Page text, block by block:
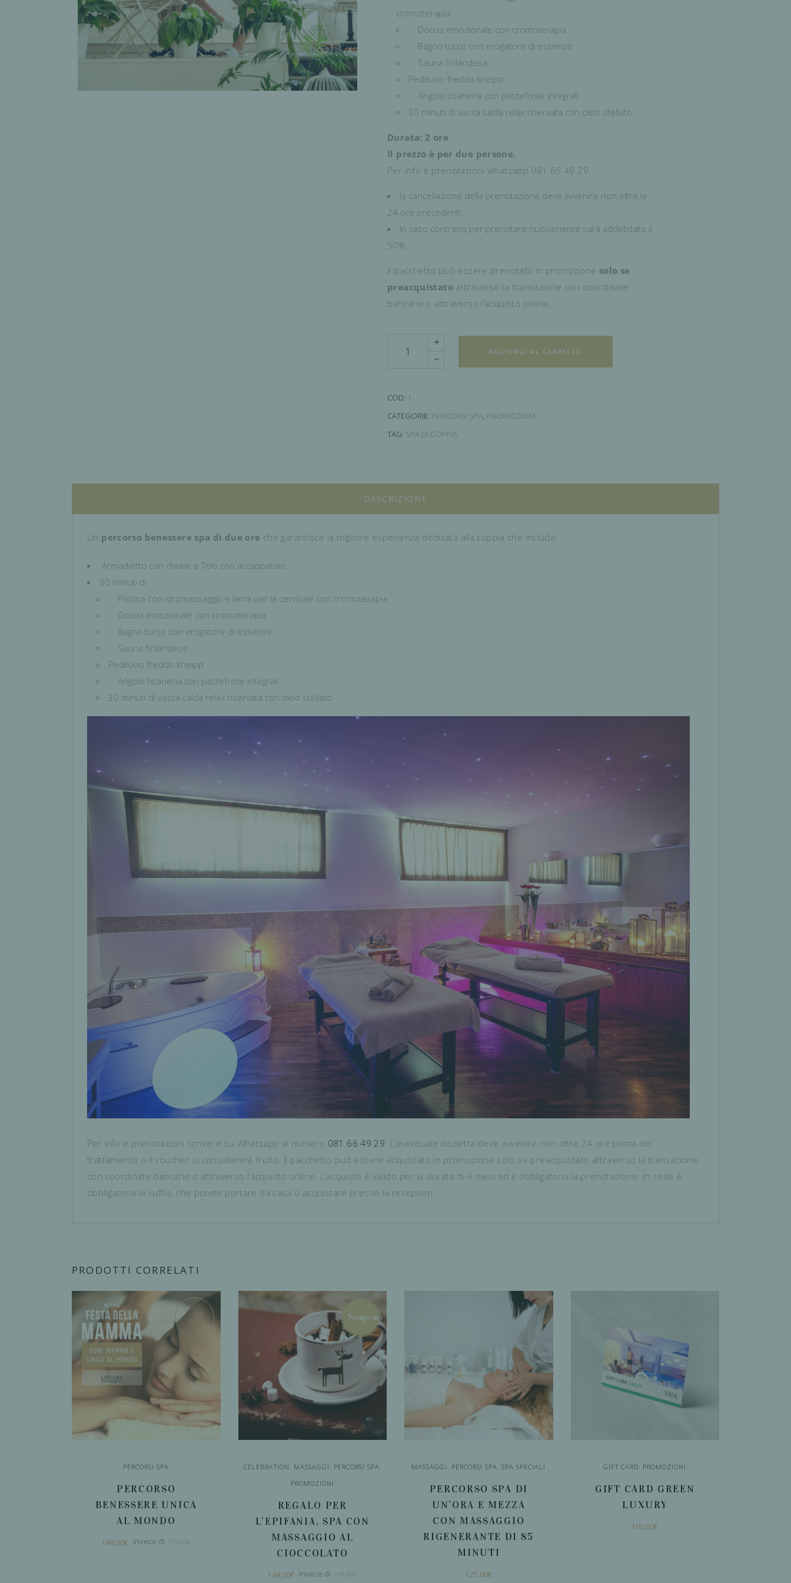
cromoterapia
Doccia emozionale con cromoterapia
Bagno turco con erogatore di essenze
Sauna finlandese
Pediluvio freddo kneipp
Angolo tisaneria con pastefrolle integrali
30 minuti di vasca calda relax riservata con cielo stellato
Durata: 2 ore
Il prezzo è per due persone.
Per info e prenotazioni whatsapp 081 66 49 29
la cancellazione della prenotazione deve avvenire non oltre le
24 ore precedenti.
In caso contrario per prenotare nuovamente sarà addebitato il
50%.
Il pacchetto può essere prenotato in promozione solo se
preacquistatoattraverso la transazione con coordinate
bancarie o attraverso l’acquisto online.
AGGIUNGI AL CARRELLO
COD: 1
CATEGORIE: PERCORSI SPA, PROMOZIONI
TAG: SPA DI COPPIA
DESCRIZIONE
Un percorso benessere spa di due ore che garantisce la migliore esperienza dedicata alla coppia che include:
Armadietto con chiave e Telo con accappatoio
90 minuti di
Piscina con idromassaggio e lama per la cervicale con cromoterapia
Doccia emozionale con cromoterapia
Bagno turco con erogatore di essenze
Sauna finlandese
Pediluvio freddo kneipp
Angolo tisaneria con pastefrolle integrali
30 minuti di vasca calda relax riservata con cielo stellato
Per info e prenotazioni scrivere su Whatsapp al numero 081 66 49 29. L’eventuale disdetta deve avvenire non oltre 24 ore prima del
trattamento o il voucher si considererà fruito. Il pacchetto può essere acquistato in promozione solo se preacquistato attraverso la transazione
con coordinate bancarie o attraverso l’acquisto online. L’acquisto è valido per la durata di 4 mesi ed è obbligatoria la prenotazione. In sede è
obbligatoria la cuffia, che potete portare da casa o acquistare presso la reception.
PRODOTTI CORRELATI
PERCORSI SPA
PERCORSO
BENESSERE UNICA
AL MONDO
170,00 €
149,00€
Sospeso
CELEBRATION MASSAGGI PERCORSI SPA
PROMOZIONI
REGALO PER
L’EPIFANIA, SPA CON
MASSAGGIO AL
CIOCCOLATO
€
149,00€
MASSAGGI PERCORSI SPA ,SPA SPECIALI
PERCORSO SPA DI
UN’ORA E MEZZA
CON MASSAGGIO
RIGENERANTE DI 85
MINUTI
125,00€
GIFT CARD PROMOZIONI
GIFT CARD GREEN
LUXURY
100,00€